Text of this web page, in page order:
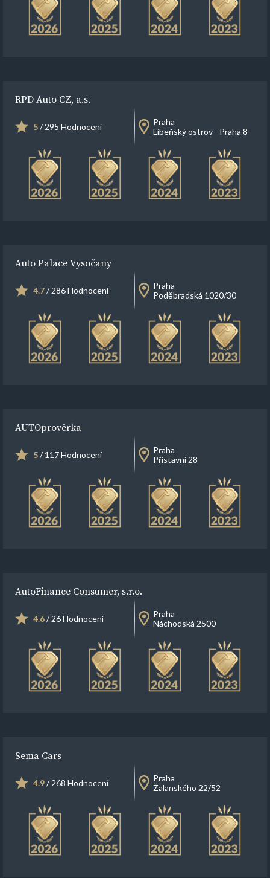
RPD Auto CZ, a.s.
5/ 295 Hodnocení
Praha
Libeňský ostrov - Praha 8
Auto Palace Vysočany
4.7/ 286 Hodnocení
Praha
Poděbradská 1020/30
AUTOprověrka
5/ 117 Hodnocení
Praha
Přístavní 28
AutoFinance Consumer, s.r.o.
4.6/ 26 Hodnocení
Praha
Náchodská 2500
Sema Cars
4.9/ 268 Hodnocení
Praha
Žalanského 22/52